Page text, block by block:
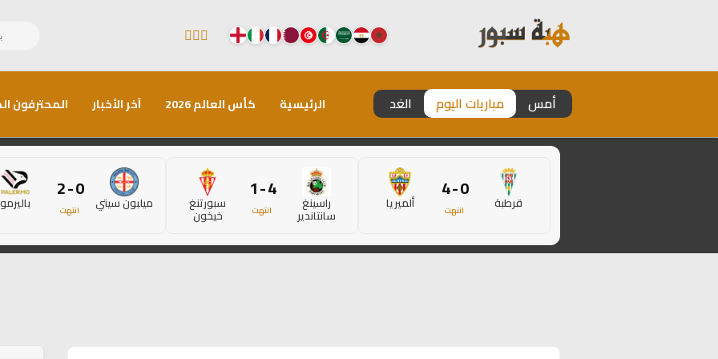
أمس مباريات اليوم الغد الرئيسية كأس العالم 2026 آخر الأخبار المحترفون
قرطبة 0 - 4
انتهت ألميريا راسينغ
سانتاندير
4 - 1
انتهت سبورتنغ
خيخون
ميلبون سيتي 0 - 2
انتهت باليرمو